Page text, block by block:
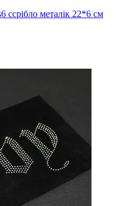
cсрібло металік 22*6 см